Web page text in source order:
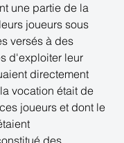
une partie de la
joueurs sous
versés à des
d'exploiter leur
directement
vocation était de
joueurs et dont le
des